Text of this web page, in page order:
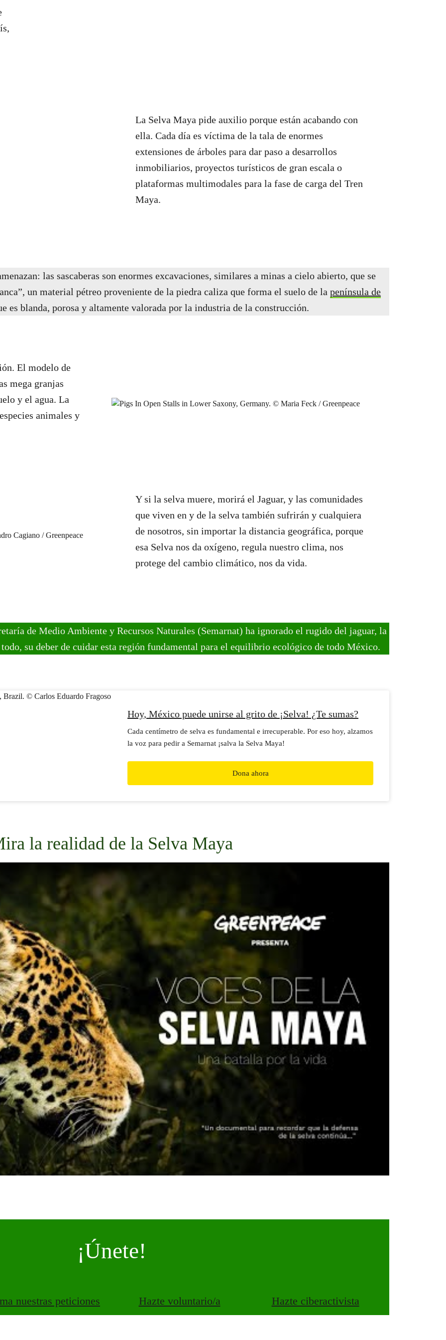
La Selva Maya pide auxilio porque están acabando con
ella. Cada día es víctima de la tala de enormes
extensiones de árboles para dar paso a desarrollos
inmobiliarios, proyectos turísticos de gran escala o
plataformas multimodales para la fase de carga del Tren
Maya.
las sascaberas son enormes excavaciones, similares a minas a cielo abierto, que se
un material pétreo proveniente de la piedra caliza que forma el suelo de la península de
es blanda, porosa y altamente valorada por la industria de la construcción.
El modelo de
mega granjas
y el agua. La
animales y
Y si la selva muere, morirá el Jaguar, y las comunidades
que viven en y de la selva también sufrirán y cualquiera
de nosotros, sin importar la distancia geográfica, porque
esa Selva nos da oxígeno, regula nuestro clima, nos
protege del cambio climático, nos da vida.
de Medio Ambiente y Recursos Naturales (Semarnat) ha ignorado el rugido del jaguar, la
su deber de cuidar esta región fundamental para el equilibrio ecológico de todo México.
Hoy, México puede unirse al grito de ¡Selva! ¿Te sumas?
Cada centímetro de selva es fundamental e irrecuperable. Por eso hoy, alzamos
la voz para pedir a Semarnat ¡salva la Selva Maya!
Dona ahora
la realidad de la Selva Maya
¡Únete!
nuestras peticiones Hazte voluntario/a Hazte ciberactivista